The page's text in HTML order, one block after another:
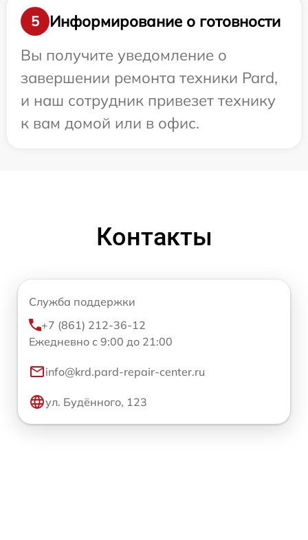
5
Информирование о готовности
Вы получите уведомление о
завершении ремонта техники Pard,
и наш сотрудник привезет технику
к вам домой или в офис.
Контакты
Служба поддержки
+7 (861) 212-36-12
Ежедневно с 9:00 до 21:00
info@krd.pard-repair-center.ru
ул. Будённого, 123